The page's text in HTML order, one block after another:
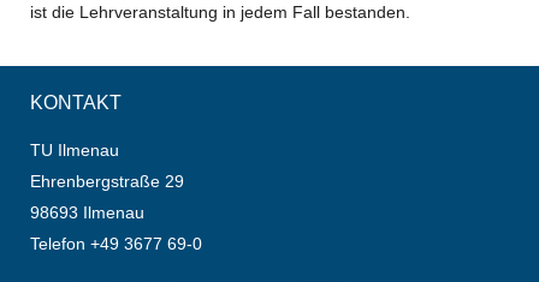
ist die Lehrveranstaltung in jedem Fall bestanden.
KONTAKT
TU Ilmenau
Ehrenbergstraße 29
98693 Ilmenau
Telefon +49 3677 69-0